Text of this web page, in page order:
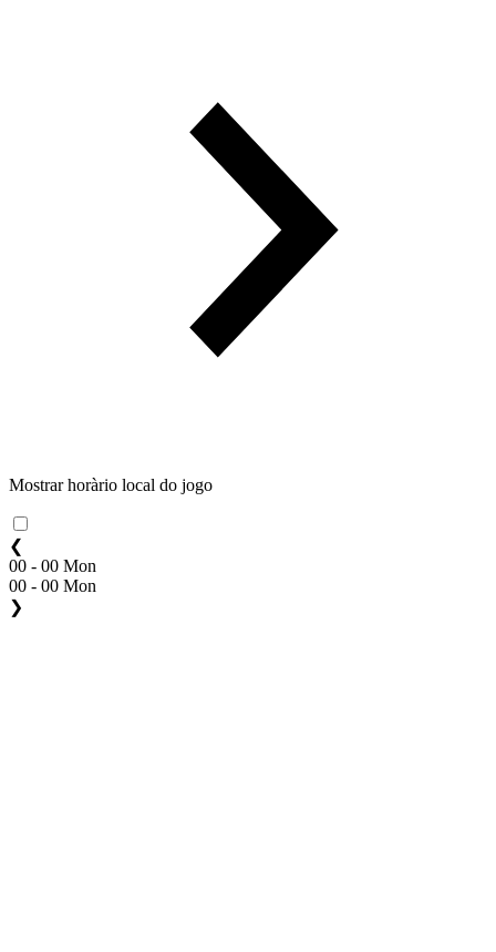
Mostrar horàrio local do jogo
❮
00 - 00 Mon
00 - 00 Mon
❯